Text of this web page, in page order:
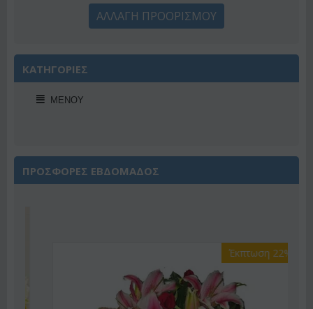
ΑΛΛΑΓΗ ΠΡΟΟΡΙΣΜΟΥ
ΚΑΤΗΓΟΡΙΕΣ
ΜΕΝΟΎ
ΠΡΟΣΦΟΡΕΣ ΕΒΔΟΜΑΔΟΣ
Έκπτωση 22%